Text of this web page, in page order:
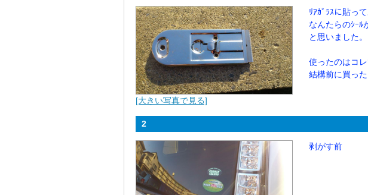
[大きい写真で見る]
ﾘｱｶﾞﾗｽに貼っ
なんたらのｼｰﾙ
と思いました。
使ったのはコレ
結構前に買った
2
剥がす前